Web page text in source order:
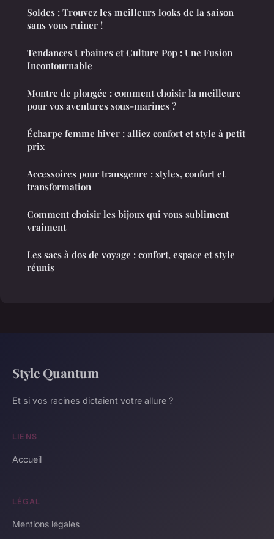
Soldes : Trouvez les meilleurs looks de la saison
sans vous ruiner !
Tendances Urbaines et Culture Pop : Une Fusion
Incontournable
Montre de plongée : comment choisir la meilleure
pour vos aventures sous-marines ?
Écharpe femme hiver : alliez confort et style à petit
prix
Accessoires pour transgenre : styles, confort et
transformation
Comment choisir les bijoux qui vous subliment
vraiment
Les sacs à dos de voyage : confort, espace et style
réunis
Style Quantum
Et si vos racines dictaient votre allure ?
LIENS
Accueil
LÉGAL
Mentions légales